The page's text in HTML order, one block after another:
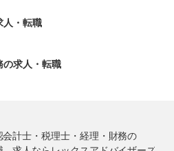
人・転職
の求人・転職